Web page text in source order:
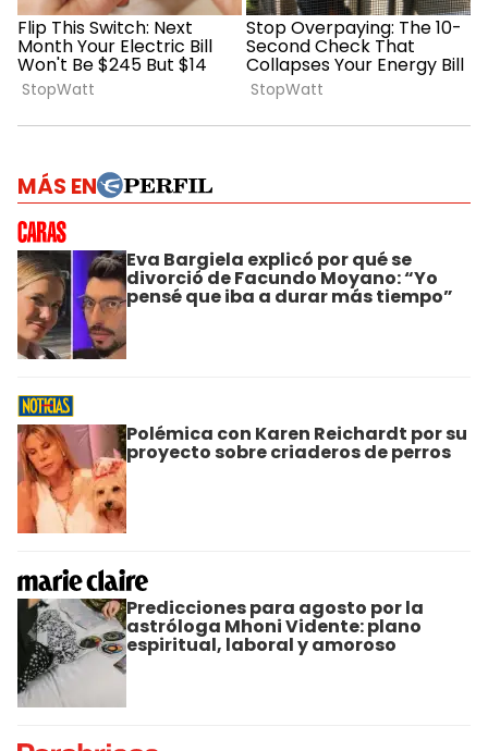
MÁS EN
Eva Bargiela explicó por qué se
divorció de Facundo Moyano: “Yo
pensé que iba a durar más tiempo”
Polémica con Karen Reichardt por su
proyecto sobre criaderos de perros
Predicciones para agosto por la
astróloga Mhoni Vidente: plano
espiritual, laboral y amoroso